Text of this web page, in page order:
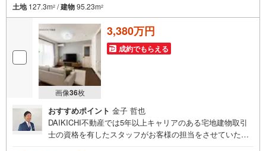
土地127.3m2 /建物95.23m2
画像36枚
3,380万円
成約でもらえる
おすすめポイント 金子 哲也
DAIKICHI不動産では5年以上キャリアのある宅地建物取引
士の資格を有したスタッフがお客様の担当をさせていただ